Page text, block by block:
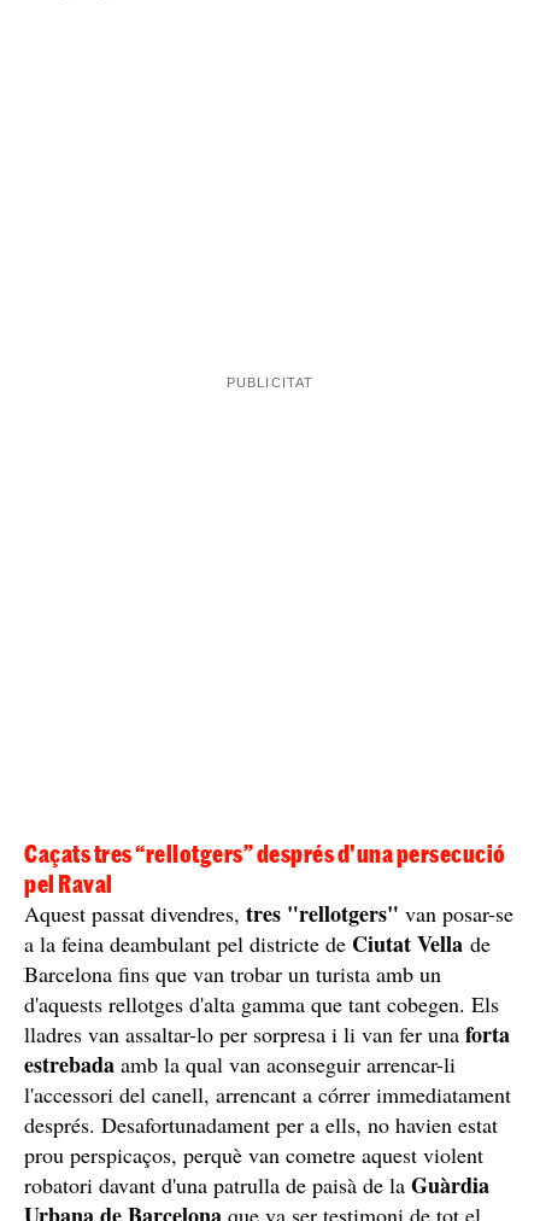
Caçats tres “rellotgers” després d'una persecució
pel Raval
Aquest passat divendres, tres "rellotgers" van posar-se
a la feina deambulant pel districte de Ciutat Vella de
Barcelona fins que van trobar un turista amb un
d'aquests rellotges d'alta gamma que tant cobegen. Els
lladres van assaltar-lo per sorpresa i li van fer una forta
estrebada amb la qual van aconseguir arrencar-li
l'accessori del canell, arrencant a córrer immediatament
després. Desafortunadament per a ells, no havien estat
prou perspicaços, perquè van cometre aquest violent
robatori davant d'una patrulla de paisà de la Guàrdia
que va ser testimoni de tot el